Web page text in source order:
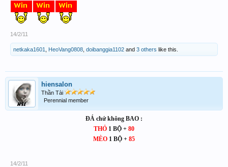
14/2/11
netkaka1601 HeoVang0808 doibanggia1102 and 3 others like this.
hiensalon
Thần Tài
Perennial member
ĐÁ chứ không BAO :
THỎ 1 BỘ + 80
MÈO 1 BỘ + 85
14/2/11